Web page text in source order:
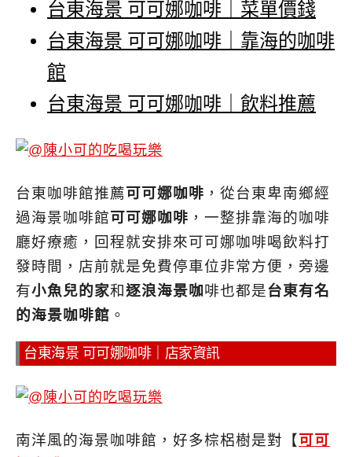
台東海景 可可娜咖啡｜菜單價錢
台東海景 可可娜咖啡｜靠海的咖啡
館
台東海景 可可娜咖啡｜飲料推薦
台東咖啡館推薦可可娜咖啡 ，從台東卑南鄉經
過海景咖啡館可可娜咖啡 ，一整排靠海的咖啡
廳好療癒，回程就安排來可可娜咖啡喝飲料打
發時間，店前就是免費停車位非常方便，旁邊
有小魚兒的家和逐浪海景咖啡也都是台東有名
的海景咖啡館 。
台東海景 可可娜咖啡｜店家資訊
南洋風的海景咖啡館，好多棕梠樹是對【可可